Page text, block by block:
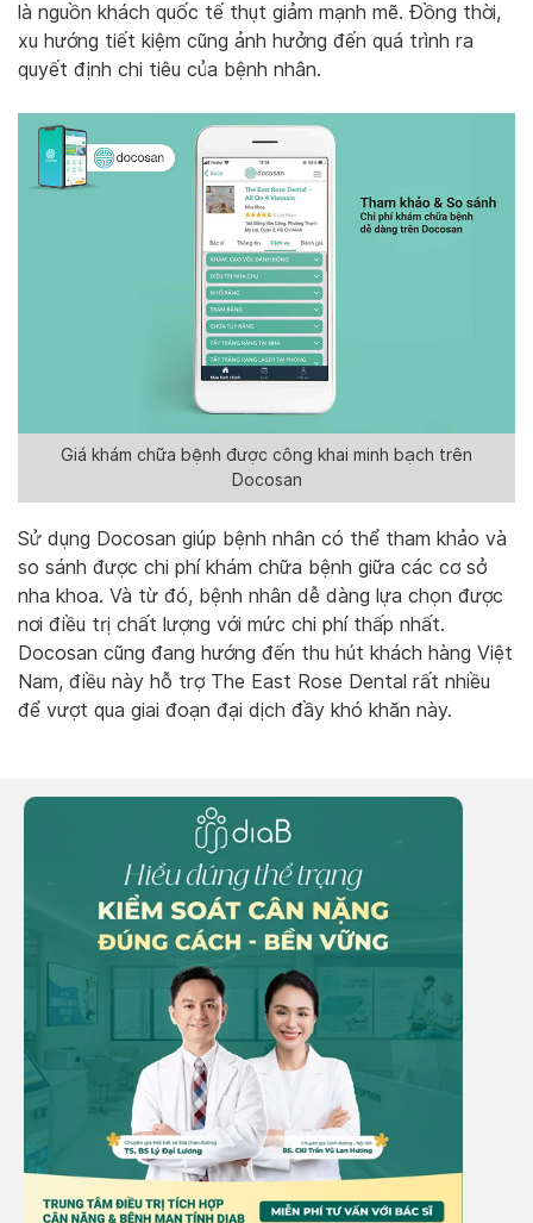
là nguồn khách quốc tế thụt giảm mạnh mẽ. Đồng thời,
xu hướng tiết kiệm cũng ảnh hưởng đến quá trình ra
quyết định chi tiêu của bệnh nhân.
Giá khám chữa bệnh được công khai minh bạch trên
Docosan
Sử dụng Docosan giúp bệnh nhân có thể tham khảo và
so sánh được chi phí khám chữa bệnh giữa các cơ sở
nha khoa. Và từ đó, bệnh nhân dễ dàng lựa chọn được
nơi điều trị chất lượng với mức chi phí thấp nhất.
Docosan cũng đang hướng đến thu hút khách hàng Việt
Nam, điều này hỗ trợ The East Rose Dental rất nhiều
để vượt qua giai đoạn đại dịch đầy khó khăn này.